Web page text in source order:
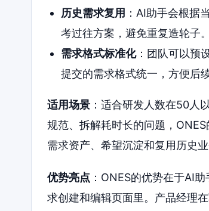
历史需求复用 ：AI助手会根据
考过往方案，避免重复造轮子。
需求格式标准化：团队可以预
提交的需求格式统一，方便后
适用场景 ：适合研发人数在50人
规范、拆解耗时长的问题，
需求资产、希望沉淀和复用历史业
优势亮点 ：ONES的优势在于AI
求创建和编辑页面里。产品经理